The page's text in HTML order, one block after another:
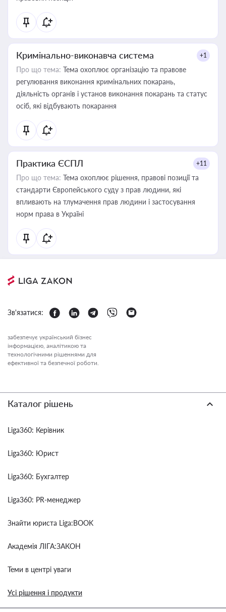
Кримінально-виконавча система +1
Про що тема: Тема охоплює організацію та правове
регулювання виконання кримінальних покарань,
діяльність органів і установ виконання покарань та статус
осіб, які відбувають покарання
Практика ЄСПЛ +11
Про що тема: Тема охоплює рішення, правові позиції та
стандарти Європейського суду з прав людини, які
впливають на тлумачення прав людини і застосування
норм права в Україні
Зв'язатися:
забезпечує український бізнес
інформацією, аналітикою та
технологічними рішеннями для
ефективної та безпечної роботи.
Каталог рішень
Liga360: Керівник
Liga360: Юрист
Liga360: Бухгалтер
Liga360: PR-менеджер
Знайти юриста Liga:BOOK
Академія ЛІГА:ЗАКОН
Теми в центрі уваги
Усі рішення і продукти